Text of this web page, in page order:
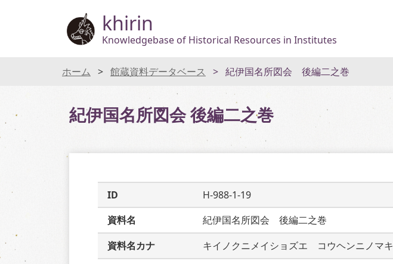
khirin
Knowledgebase of Historical Resources in Institutes
ホーム 館蔵資料データベース 紀伊国名所図会 後編二之巻
紀伊国名所図会 後編二之巻
ID
H-988-1-19
資料名
紀伊国名所図会　後編二之巻
資料名カナ
キイノクニメイショズエ　コウヘンニノマキ